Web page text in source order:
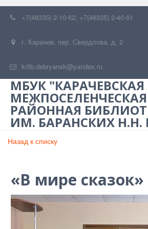
+7(48335) 2-10-62; +7(48335) 2-40-61
г. Карачев, пер. Свердлова, д. 2
krlib.debryansk@yandex.ru
МБУК "КАРАЧЕВСКАЯ
МЕЖПОСЕЛЕНЧЕСКАЯ
РАЙОННАЯ
ИМ. БАРАНСКИХ Н.Н.
Назад к списку
«В мире сказок»